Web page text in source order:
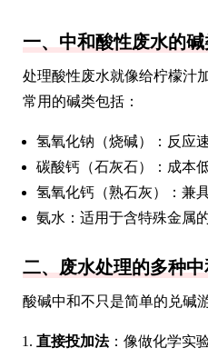
一、中和酸性废水的
处理酸性废水就像给柠檬汁
常用的碱类包括：
氢氧化钠（烧碱）：反应
碳酸钙（石灰石）：成本
氢氧化钙（熟石灰）：兼
氨水：适用于含特殊金属
二、废水处理的多种
酸碱中和不只是简单的兑碱
直接投加法：像做化学实